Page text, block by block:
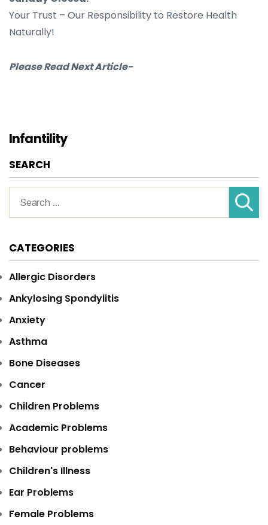
Your Trust – Our Responsibility to Restore Health
Naturally!
Please Read Next Article-
Infantility
SEARCH
for:
CATEGORIES
Allergic Disorders
Ankylosing Spondylitis
Anxiety
Asthma
Bone Diseases
Cancer
Children Problems
Academic Problems
Behaviour problems
Children's Illness
Ear Problems
Female Problems